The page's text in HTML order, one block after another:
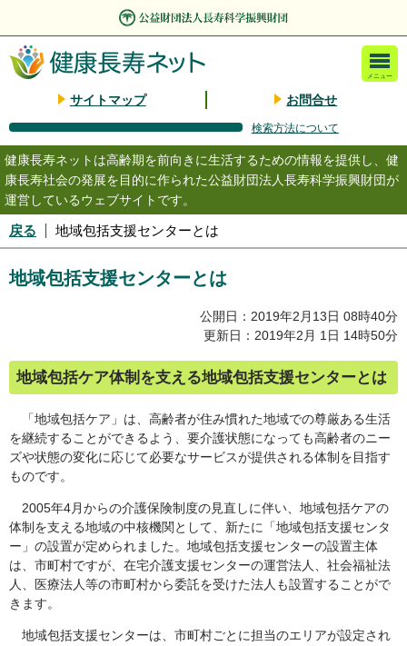
サイトマップ お問合せ
メニュー
検索方法について
健康長寿ネットは高齢期を前向きに生活するための情報を提供し、健
康長寿社会の発展を目的に作られた公益財団法人長寿科学振興財団が
運営しているウェブサイトです。
戻る 地域包括支援センターとは
地域包括支援センターとは
公開日：2019年2月13日 08時40分
更新日：2019年2月 1日 14時50分
地域包括ケア体制を支える地域包括支援センターとは
「地域包括ケア」は、高齢者が住み慣れた地域での尊厳ある生活
を継続することができるよう、要介護状態になっても高齢者のニー
ズや状態の変化に応じて必要なサービスが提供される体制を目指す
ものです。
2005年4月からの介護保険制度の見直しに伴い、地域包括ケアの
体制を支える地域の中核機関として、新たに「地域包括支援センタ
ー」の設置が定められました。地域包括支援センターの設置主体
は、市町村ですが、在宅介護支援センターの運営法人、社会福祉法
人、医療法人等の市町村から委託を受けた法人も設置することがで
きます。
地域包括支援センターは、市町村ごとに担当のエリアが設定され